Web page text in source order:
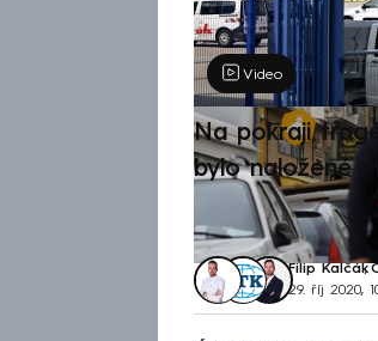
Video
Na pokraji
bylo naložené
Filip Kalčák,
29. říj 2020,